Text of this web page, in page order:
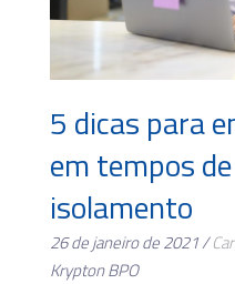
5 dicas para
em tempos
isolamento
26 de janeiro de 2021 /
Krypton BPO